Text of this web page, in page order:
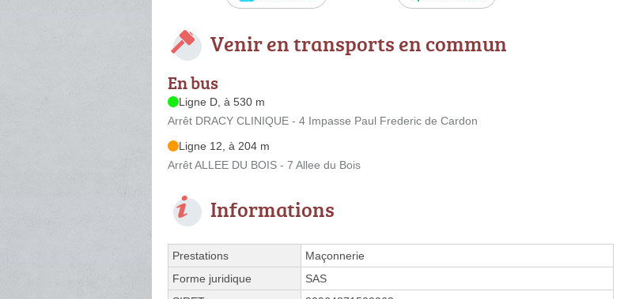
Venir en transports en commun
En bus
Ligne D, à 530 m
Arrêt DRACY CLINIQUE - 4 Impasse Paul Frederic de Cardon
Ligne 12, à 204 m
Arrêt ALLEE DU BOIS - 7 Allee du Bois
Informations
Prestations
Maçonnerie
Forme juridique
SAS